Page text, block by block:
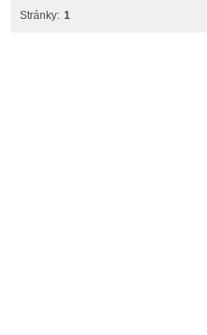
Stránky: 1